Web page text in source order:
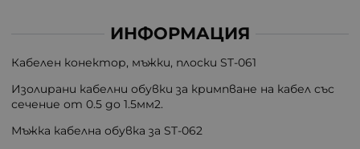
ИНФОРМАЦИЯ
Кабелен конектор, мъжки, плоски ST-061
Изолирани кабелни обувки за кримпване на кабел със
сечение от 0.5 до 1.5мм2.
Мъжка кабелна обувка за ST-062